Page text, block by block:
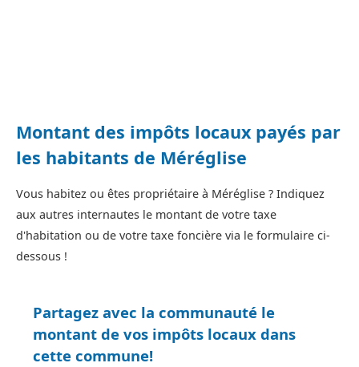
Montant des impôts locaux payés par
les habitants de Méréglise
Vous habitez ou êtes propriétaire à Méréglise ? Indiquez
aux autres internautes le montant de votre taxe
d'habitation ou de votre taxe foncière via le formulaire ci-
dessous !
Partagez avec la communauté le
montant de vos impôts locaux dans
cette commune!